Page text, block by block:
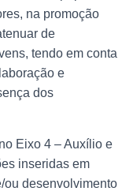
na promoção
de
tendo em conta
e
dos
Eixo 4 – Auxílio e
inseridas em
ou desenvolvimento